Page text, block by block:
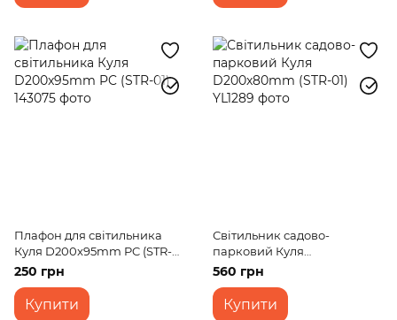
Плафон для світильника
Куля D200x95mm PC (STR-
01)
250 грн
Купити
Світильник садово-
парковий Куля
D200x80mm (STR-01)
560 грн
Купити